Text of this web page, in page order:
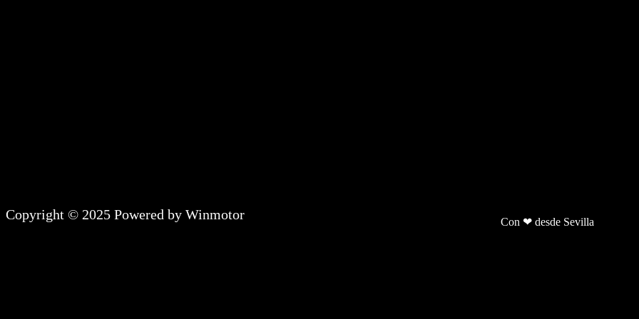
Copyright © 2025 Powered by Winmotor Con ❤ desde Sevilla